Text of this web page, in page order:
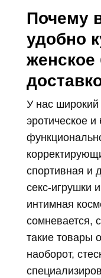
Почему
удобно
женское
У нас широкий
эротическое и
спортивная и
секс-игрушки
интимная
сомневается,
такие товары
наоборот,